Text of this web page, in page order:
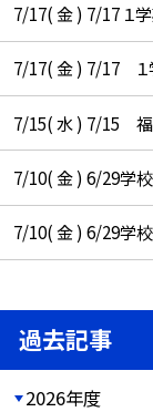
7/17( 金 ) 7/17 １
7/17( 金 ) 7/17 １
7/15( 水 ) 7/15
7/10( 金 ) 6/29学
7/10( 金 ) 6/29学
過去記事
2026年度